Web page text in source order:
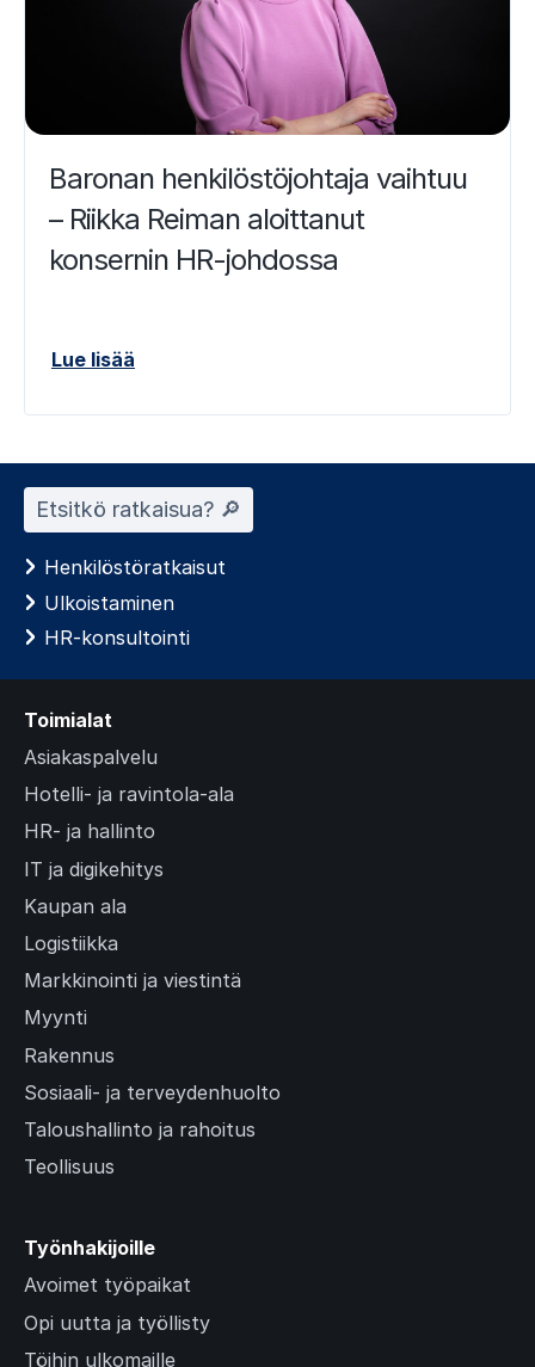
Baronan henkilöstöjohtaja vaihtuu
– Riikka Reiman aloittanut
konsernin HR-johdossa
Lue lisää
Etsitkö ratkaisua? 🔎︎
Henkilöstöratkaisut
Ulkoistaminen
HR-konsultointi
Toimialat
Asiakaspalvelu
Hotelli- ja ravintola-ala
HR- ja hallinto
IT ja digikehitys
Kaupan ala
Logistiikka
Markkinointi ja viestintä
Myynti
Rakennus
Sosiaali- ja terveydenhuolto
Taloushallinto ja rahoitus
Teollisuus
Työnhakijoille
Avoimet työpaikat
Opi uutta ja työllisty
Töihin ulkomaille